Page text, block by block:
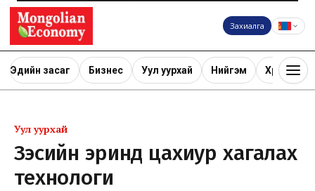
Захиалга
Эдийн засаг Бизнес Уул уурхай Нийгэм Хөрөнгө
Уул уурхай
Зэсийн эринд цахиур хагалах
технологи